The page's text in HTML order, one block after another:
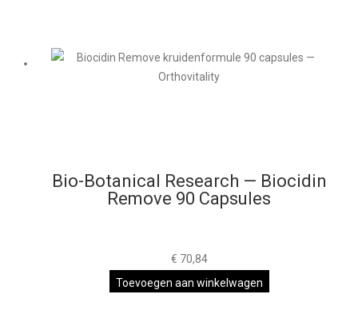
Bio-Botanical Research — Biocidin
Remove 90 Capsules
€ 70,84
Toevoegen aan winkelwagen